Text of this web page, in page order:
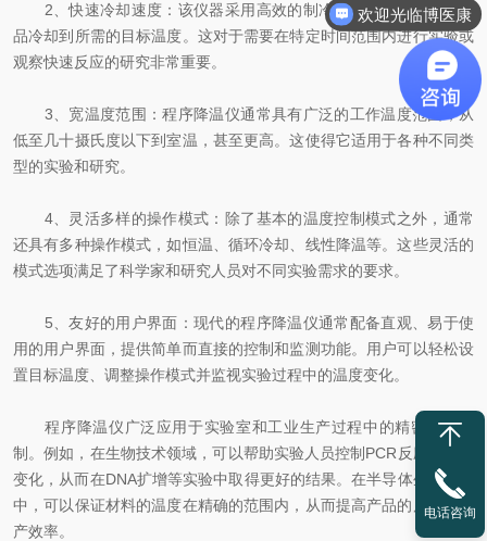
2、快速冷却速度：该仪器采用高效的制冷系统，能够快速将样
品冷却到所需的目标温度。这对于需要在特定时间范围内进行实验或
观察快速反应的研究非常重要。
3、宽温度范围：程序降温仪通常具有广泛的工作温度范围，从
低至几十摄氏度以下到室温，甚至更高。这使得它适用于各种不同类
型的实验和研究。
4、灵活多样的操作模式：除了基本的温度控制模式之外，通常
还具有多种操作模式，如恒温、循环冷却、线性降温等。这些灵活的
模式选项满足了科学家和研究人员对不同实验需求的要求。
5、友好的用户界面：现代的程序降温仪通常配备直观、易于使
用的用户界面，提供简单而直接的控制和监测功能。用户可以轻松设
置目标温度、调整操作模式并监视实验过程中的温度变化。
程序降温仪广泛应用于实验室和工业生产过程中的精密温度控
制。例如，在生物技术领域，可以帮助实验人员控制PCR反应的温度
变化，从而在DNA扩增等实验中取得更好的结果。在半导体生产工艺
中，可以保证材料的温度在精确的范围内，从而提高产品的质量和生
产效率。
电话咨询
欢迎光临博医康